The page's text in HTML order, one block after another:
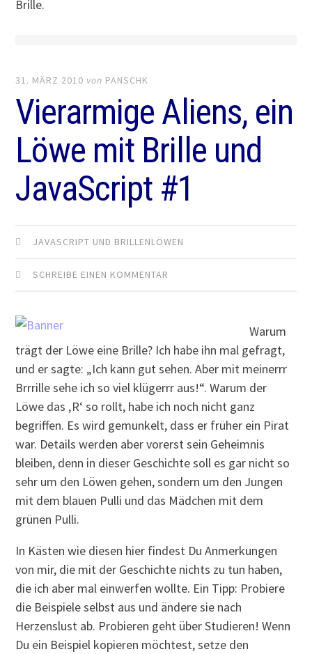
Brille.
31. MÄRZ 2010 von PANSCHK
Vierarmige Aliens, ein
Löwe mit Brille und
JavaScript #1
JAVASCRIPT UND BRILLENLÖWEN
SCHREIBE EINEN KOMMENTAR
Warum
trägt der Löwe eine Brille? Ich habe ihn mal gefragt,
und er sagte: „Ich kann gut sehen. Aber mit meinerrr
Brrrille sehe ich so viel klügerrr aus!“. Warum der
Löwe das ‚R‘ so rollt, habe ich noch nicht ganz
begriffen. Es wird gemunkelt, dass er früher ein Pirat
war. Details werden aber vorerst sein Geheimnis
bleiben, denn in dieser Geschichte soll es gar nicht so
sehr um den Löwen gehen, sondern um den Jungen
mit dem blauen Pulli und das Mädchen mit dem
grünen Pulli.
In Kästen wie diesen hier findest Du Anmerkungen
von mir, die mit der Geschichte nichts zu tun haben,
die ich aber mal einwerfen wollte. Ein Tipp: Probiere
die Beispiele selbst aus und ändere sie nach
Herzenslust ab. Probieren geht über Studieren! Wenn
Du ein Beispiel kopieren möchtest, setze den